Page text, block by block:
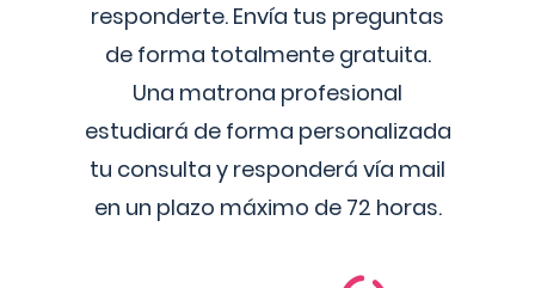
responderte. Envía tus preguntas
de forma totalmente gratuita.
Una matrona profesional
estudiará de forma personalizada
tu consulta y responderá vía mail
en un plazo máximo de 72 horas.